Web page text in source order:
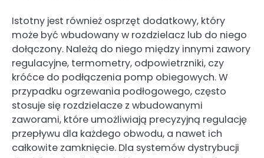
Istotny jest również osprzęt dodatkowy, który
może być wbudowany w rozdzielacz lub do niego
dołączony. Należą do niego między innymi zawory
regulacyjne, termometry, odpowietrzniki, czy
króćce do podłączenia pomp obiegowych. W
przypadku ogrzewania podłogowego, często
stosuje się rozdzielacze z wbudowanymi
zaworami, które umożliwiają precyzyjną regulację
przepływu dla każdego obwodu, a nawet ich
całkowite zamknięcie. Dla systemów dystrybucji